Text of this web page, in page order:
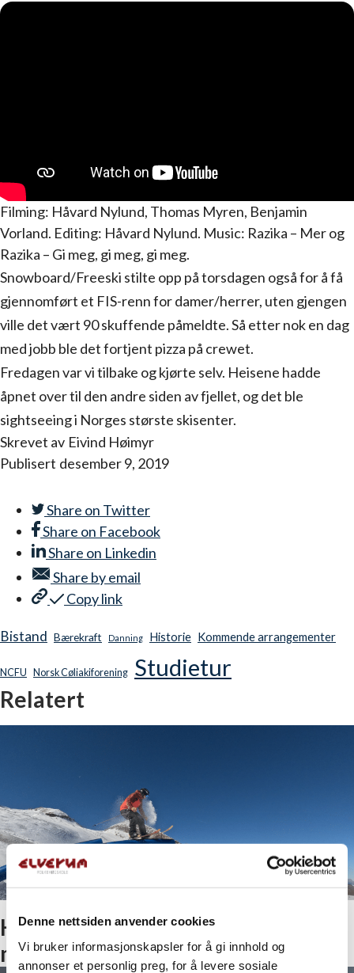
Denne nettsiden anvender cookies
Vi bruker informasjonskapsler for å gi innhold og
annonser et personlig preg, for å levere sosiale
Filming: Håvard Nylund, Thomas Myren, Benjamin
Vorland. Editing: Håvard Nylund. Music: Razika – Mer og
Razika – Gi meg, gi meg, gi meg.
Snowboard/Freeski stilte opp på torsdagen også for å få
gjennomført et FIS-renn for damer/herrer, uten gjengen
ville det vært 90 skuffende påmeldte. Så etter nok en dag
med jobb ble det fortjent pizza på crewet.
Fredagen var vi tilbake og kjørte selv. Heisene hadde
åpnet over til den andre siden av fjellet, og det ble
sightseeing i Norges største skisenter.
Skrevet av Eivind Høimyr
Publisert desember 9, 2019
Share on Twitter
Share on Facebook
Share on Linkedin
Share byemail
Copy link
Bistand Bærekraft Danning Historie Kommende arrangementer
NCFU Norsk Cøliakiforening Studietur
Relatert
Hintertux, under solen på 3250
m.o.h